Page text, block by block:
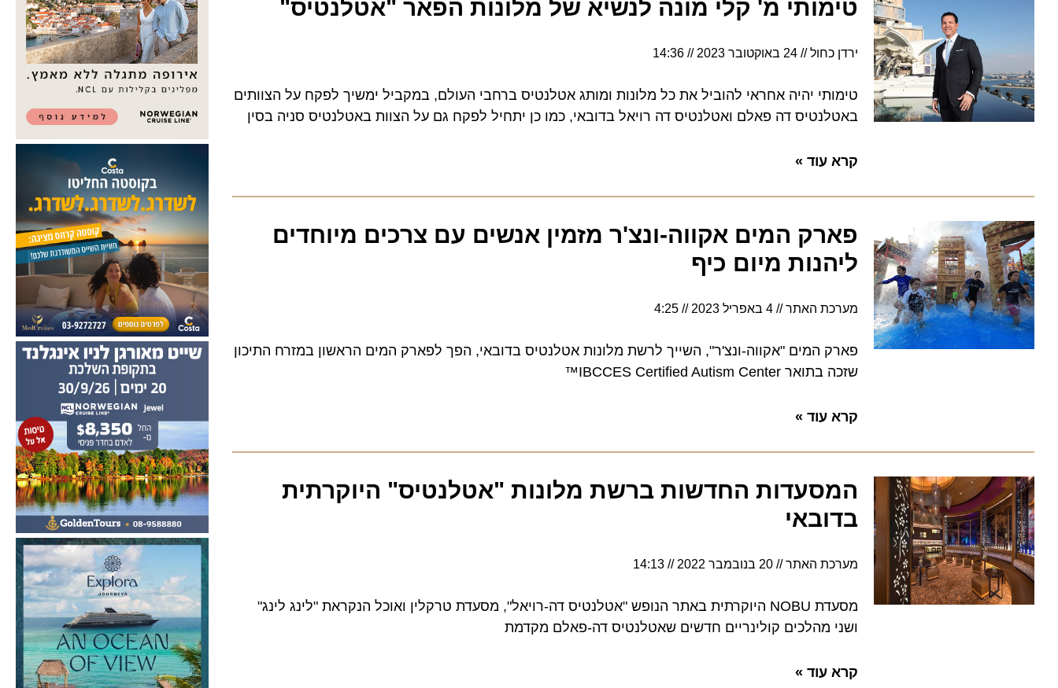
טימותי מ' קלי מונה לנשיא של מלונות הפאר "אטלנטיס"
ירדן כחול 24 באוקטובר 2023 14:36
טימותי יהיה אחראי להוביל את כל מלונות ומותג אטלנטיס ברחבי העולם, במקביל ימשיך לפקח על הצוותים
באטלנטיס דה פאלם ואטלנטיס דה רויאל בדובאי, כמו כן יתחיל לפקח גם על הצוות באטלנטיס סניה בסין
קרא עוד »
פארק המים אקווה-ונצ'ר מזמין אנשים עם צרכים מיוחדים
ליהנות מיום כיף
מערכת האתר 4 באפריל 2023 4:25
פארק המים "אקווה-ונצ'ר", השייך לרשת מלונות אטלנטיס בדובאי, הפך לפארק המים הראשון במזרח התיכון
שזכה בתואר IBCCES Certified Autism Center™
קרא עוד »
המסעדות החדשות ברשת מלונות "אטלנטיס" היוקרתית
בדובאי
מערכת האתר 20 בנובמבר 2022 14:13
מסעדת NOBU היוקרתית באתר הנופש "אטלנטיס דה-רויאל", מסעדת טרקלין ואוכל הנקראת "לינג לינג"
ושני מהלכים קולינריים חדשים שאטלנטיס דה-פאלם מקדמת
קרא עוד »